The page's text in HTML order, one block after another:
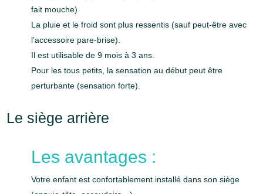
fait mouche)
La pluie et le froid sont plus ressentis (sauf peut-être avec
l’accessoire pare-brise).
Il est utilisable de 9 mois à 3 ans.
Pour les tous petits, la sensation au début peut être
perturbante (sensation forte).
Le siège arrière
Les avantages :
Votre enfant est confortablement installé dans son siège